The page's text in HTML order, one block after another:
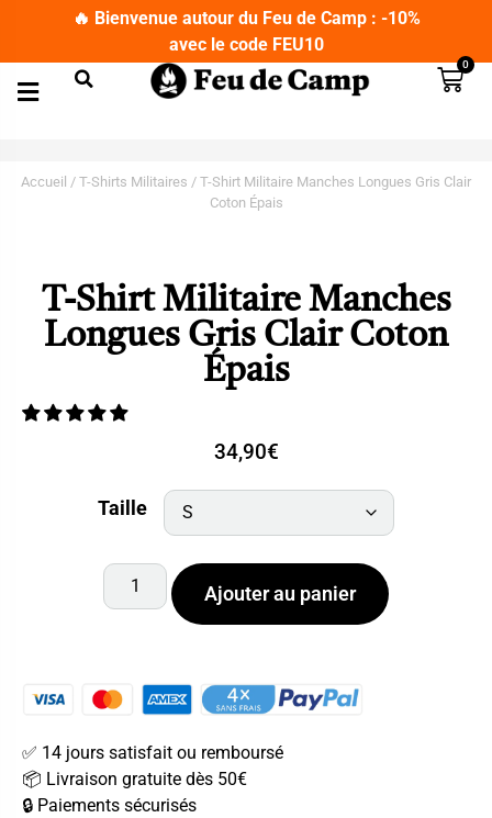
🔥 Bienvenue autour du Feu de Camp : -10%
avec le code FEU10
0
Accueil / T-Shirts Militaires / T-Shirt Militaire Manches Longues Gris Clair
Coton Épais
T-Shirt Militaire Manches
Longues Gris Clair Coton
Épais
34,90€
Taille
Ajouter au panier
✅ 14 jours satisfait ou remboursé
📦 Livraison gratuite dès 50€
🔒 Paiements sécurisés